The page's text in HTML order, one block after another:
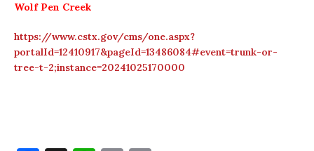
Wolf Pen Creek
https://www.cstx.gov/cms/one.aspx?
portalId=12410917&pageId=13486084#event=trunk-or-
tree-t-2;instance=20241025170000